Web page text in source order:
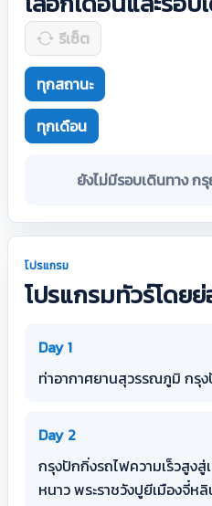
รีเซ็ต
ทุกสถานะ
ทุกเดือน
ยังไม่มีรอบเดินทาง ก
โปรแกรม
โปรแกรมทัวร์โดย
Day 1
ท่าอากาศยานสุวรรณภูมิ กรุ
Day 2
กรุงปักกิ่งรถไฟความเร็วสูง
หนาว พระราชวังปูยีเมืองจี๋ห